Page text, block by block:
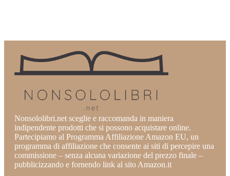
Nonsololibri.net sceglie e raccomanda in maniera
indipendente prodotti che si possono acquistare online.
Partecipiamo al Programma Affiliazione Amazon EU, un
programma di affiliazione che consente ai siti di percepire una
commissione – senza alcuna variazione del prezzo finale –
pubblicizzando e fornendo link al sito Amazon.it